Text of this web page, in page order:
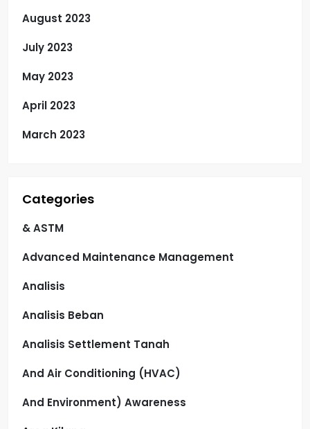
August 2023
July 2023
May 2023
April 2023
March 2023
Categories
& ASTM
Advanced Maintenance Management
Analisis
Analisis Beban
Analisis Settlement Tanah
And Air Conditioning (HVAC)
And Environment) Awareness